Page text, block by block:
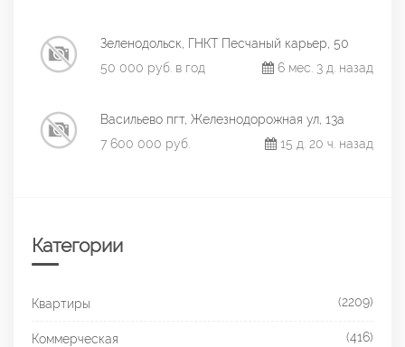
Зеленодольск, ГНКТ Песчаный карьер, 50
50 000 руб. в год
6 мес. 3 д. назад
Васильево пгт, Железнодорожная ул, 13а
7 600 000 руб.
15 д. 20 ч. назад
Категории
Квартиры (2209)
Коммерческая (416)